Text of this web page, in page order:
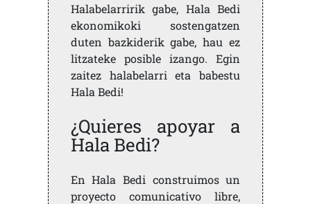
Halabelarririk gabe, Hala Bedi
ekonomikoki sostengatzen
duten bazkiderik gabe, hau ez
litzateke posible izango. Egin
zaitez halabelarri eta babestu
Hala Bedi!
¿Quieres apoyar a
Hala Bedi?
En Hala Bedi construimos un
proyecto comunicativo libre,